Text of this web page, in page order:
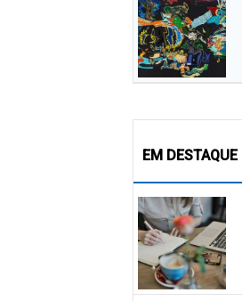
EM DESTAQUE